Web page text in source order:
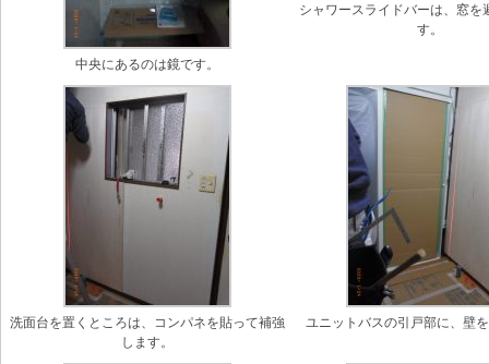
中央にあるのは鏡です。
シャワースライドバーは、窓を
す。
洗面台を置くところは、コンパネを貼って補強
します。
ユニットバスの引戸部に、壁